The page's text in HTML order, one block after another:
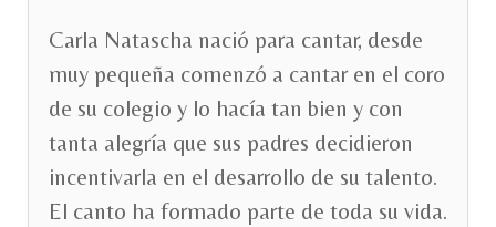
Carla Natascha nació para cantar, desde
muy pequeña comenzó a cantar en el coro
de su colegio y lo hacía tan bien y con
tanta alegría que sus padres decidieron
incentivarla en el desarrollo de su talento.
El canto ha formado parte de toda su vida.